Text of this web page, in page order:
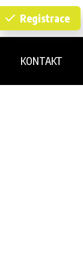
Registrace
KONTAKT